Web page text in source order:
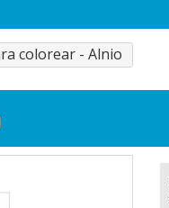
colorear - Alnio